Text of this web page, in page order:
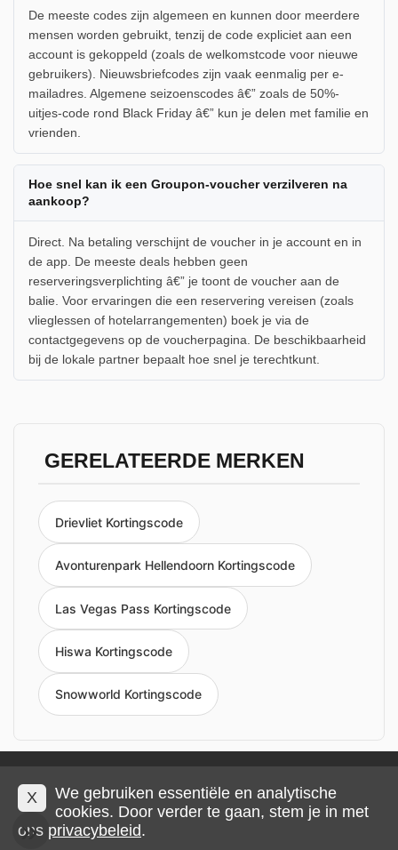
De meeste codes zijn algemeen en kunnen door meerdere
mensen worden gebruikt, tenzij de code expliciet aan een
account is gekoppeld (zoals de welkomstcode voor nieuwe
gebruikers). Nieuwsbriefcodes zijn vaak eenmalig per e-
mailadres. Algemene seizoenscodes â€” zoals de 50%-
uitjes-code rond Black Friday â€” kun je delen met familie en
vrienden.
Hoe snel kan ik een Groupon-voucher verzilveren na
aankoop?
Direct. Na betaling verschijnt de voucher in je account en in
de app. De meeste deals hebben geen
reserveringsverplichting â€” je toont de voucher aan de
balie. Voor ervaringen die een reservering vereisen (zoals
vlieglessen of hotelarrangementen) boek je via de
contactgegevens op de voucherpagina. De beschikbaarheid
bij de lokale partner bepaalt hoe snel je terechtkunt.
GERELATEERDE MERKEN
Drievliet Kortingscode
Avonturenpark Hellendoorn Kortingscode
Las Vegas Pass Kortingscode
Hiswa Kortingscode
Snowworld Kortingscode
Privacy en cookies Impressum Algemene voorwaarden
© 2026 IMP Multimedia GmbH
X
We gebruiken essentiële en analytische
cookies. Door verder te gaan, stem je in met
ons privacybeleid.